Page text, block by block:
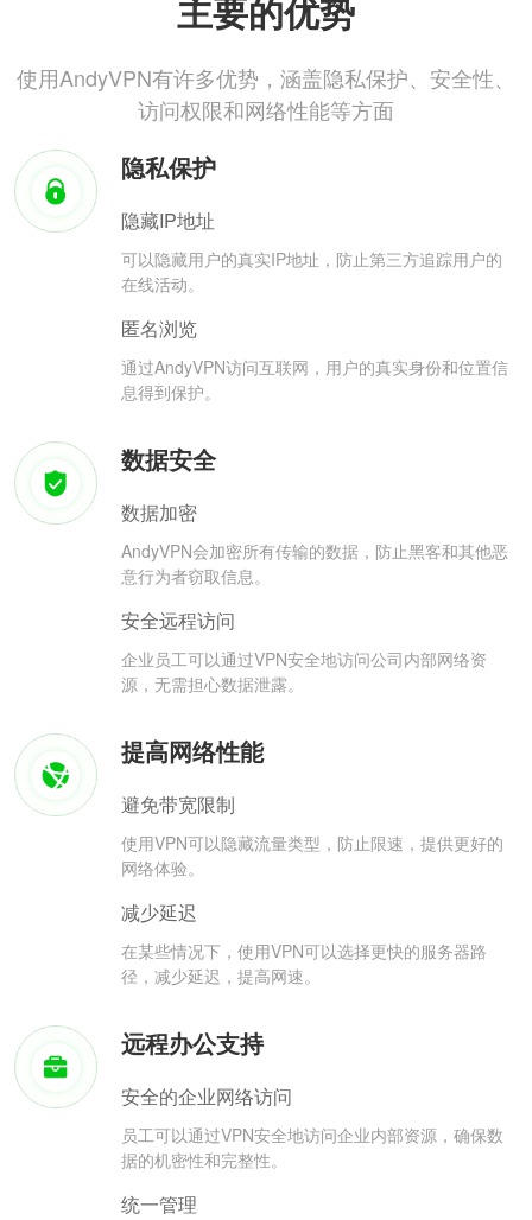
主要的优势
使用AndyVPN有许多优势，涵盖隐私保护、安全性、
访问权限和网络性能等方面
隐私保护
隐藏IP地址
可以隐藏用户的真实IP地址，防止第三方追踪用户的
在线活动。
匿名浏览
通过AndyVPN访问互联网，用户的真实身份和位置信
息得到保护。
数据安全
数据加密
AndyVPN会加密所有传输的数据，防止黑客和其他恶
意行为者窃取信息。
安全远程访问
企业员工可以通过VPN安全地访问公司内部网络资
源，无需担心数据泄露。
提高网络性能
避免带宽限制
使用VPN可以隐藏流量类型，防止限速，提供更好的
网络体验。
减少延迟
在某些情况下，使用VPN可以选择更快的服务器路
径，减少延迟，提高网速。
远程办公支持
安全的企业网络访问
员工可以通过VPN安全地访问企业内部资源，确保数
据的机密性和完整性。
统一管理